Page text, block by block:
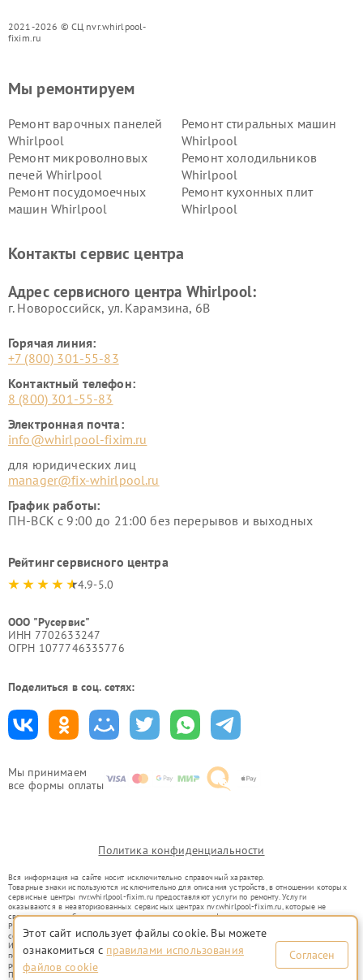
2021-2026 © СЦ nvr.whirlpool-
fixim.ru
Мы принимаем
все формы оплаты
Мы ремонтируем
Ремонт варочных панелей
Whirlpool
Ремонт стиральных машин
Whirlpool
Ремонт микроволновых
печей Whirlpool
Ремонт холодильников
Whirlpool
Ремонт посудомоечных
машин Whirlpool
Ремонт кухонных плит
Whirlpool
Контакты сервис центра
Адрес сервисного центра Whirlpool:
г. Новороссийск, ул. Карамзина, 6В
Горячая линия:
+7 (800) 301-55-83
Контактный телефон:
8 (800) 301-55-83
Электронная почта:
info@whirlpool-fixim.ru
для юридических лиц
manager@fix-whirlpool.ru
График работы:
ПН-ВСК с 9:00 до 21:00 без перерывов и выходных
Рейтинг сервисного центра
4.9-5.0
ООО "Русервис"
ИНН 7702633247
ОГРН 1077746335776
Поделиться в соц. сетях:
Политика конфиденциальности
Вся информация на сайте носит исключительно справочный характер.
Товарные знаки используются исключительно для описания устройств, в отношении которых
сервисные центры nvr.whirlpool-fixim.ru предоставляют услуги по ремонту. Услуги
оказываются в неавторизованных сервисных центрах nvr.whirlpool-fixim.ru, которые не
связаны с правообладателями товарных знаков или их официальными представителями.
Ремонт осуществляется для устройств, уже введенных в гражданский оборот в соответствии
со статьей 1487 ГК РФ.
Использование товарных знаков не преследует цели индивидуализации услуг или введения
потребителей в заблуждение, а служит для информирования о предоставляемых услугах по
ремонту техники указанных брендов.
Представленная на сайте информация не является публичной офертой, определяемой
Этот сайт использует файлы cookie. Вы можете
ознакомиться с правилами использования
файлов cookie
Согласен